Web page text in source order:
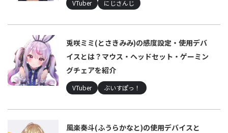
VTuber にじさんじ
兎咲ミミ(とさきみみ)の感度設定・使用デバ
イスとは？マウス・ヘッドセット・ゲーミン
グチェアを紹介
VTuber ぶいすぽっ！
風楽奏斗(ふうらかなと)の使用デバイスと